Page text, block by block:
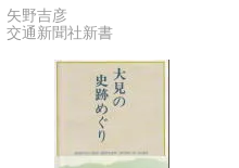
矢野吉彦
交通新聞社新書